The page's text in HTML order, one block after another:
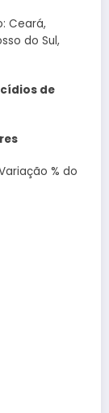
Ceará,
do Sul,
de
% do